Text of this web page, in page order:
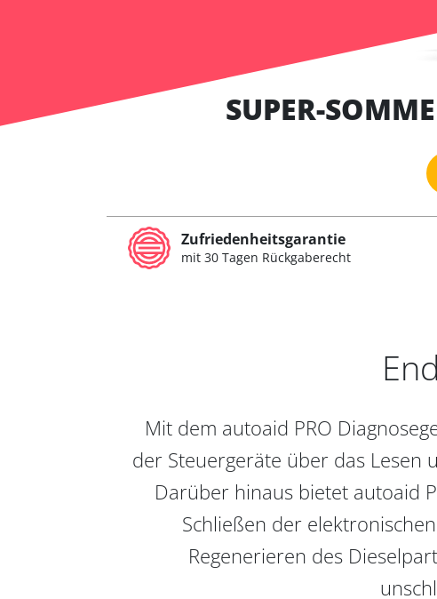
SUPER-
Zufriedenheitsgarantie
mit 30 Tagen Rückgaberecht
Mit dem autoaid PRO
der Steuergeräte über das Lesen
Darüber hinaus bietet autoaid
Schließen der
Regenerieren des